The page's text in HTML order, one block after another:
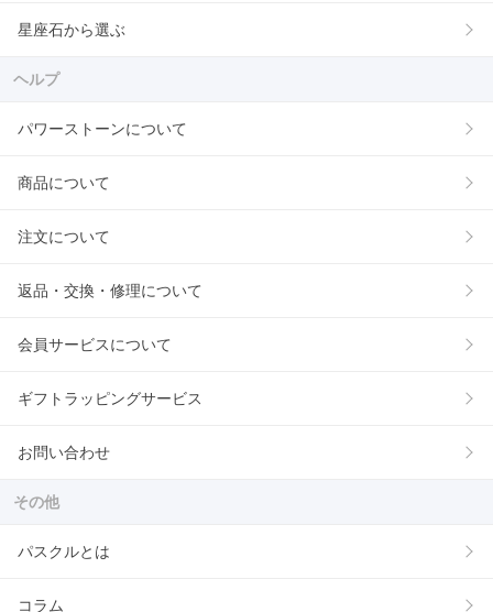
星座石から選ぶ
ヘルプ
パワーストーンについて
商品について
注文について
返品・交換・修理について
会員サービスについて
ギフトラッピングサービス
お問い合わせ
その他
パスクルとは
コラム